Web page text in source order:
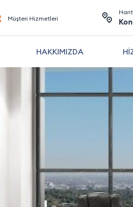
Müşteri Hizmetleri
HAKKIMIZDA